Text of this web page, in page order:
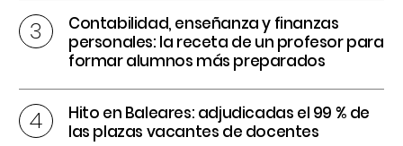
Contabilidad, enseñanza y finanzas
personales: la receta de un profesor para
formar alumnos más preparados
Hito en Baleares: adjudicadas el 99 % de
las plazas vacantes de docentes